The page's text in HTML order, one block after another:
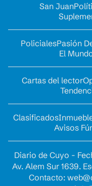
San Juan
PolicialesPasión
El
Cartas del lector
Clasificados
Avisos
Diario de Cuyo -
Av. Alem Sur 1639.
Contacto: